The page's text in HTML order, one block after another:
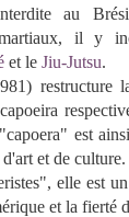
au
il y
et le Jiu-Jutsu.
) restructure
est
et de culture.
elle est
et la fierté